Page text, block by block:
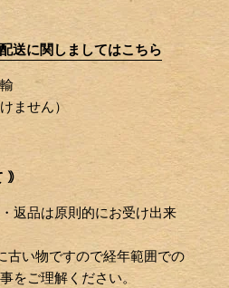
送に関しましてはこちら
ません）
｠
返品は原則的にお受け出来
古い物ですので経年範囲での
をご理解ください。